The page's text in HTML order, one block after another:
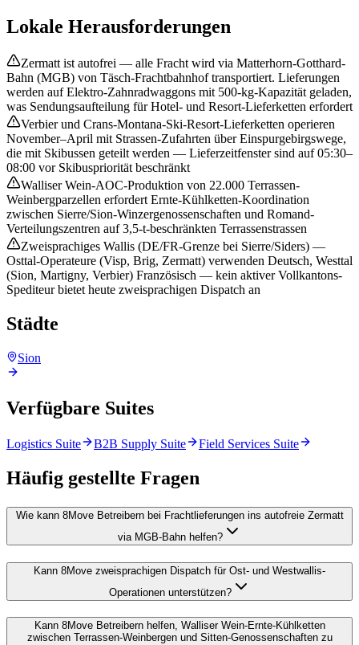
Lokale Herausforderungen
Zermatt ist autofrei — alle Fracht wird via Matterhorn-Gotthard-
Bahn (MGB) von Täsch-Frachtbahnhof transportiert. Lieferungen
werden auf Elektro-Zahnradwaggons mit 500-kg-Kapazität geladen,
was Sendungsaufteilung für Hotel- und Resort-Lieferketten erfordert
Verbier und Crans-Montana-Ski-Resort-Lieferketten operieren
November–April mit Strassen-Zufahrten über Einspurgebirgswege,
die mit Skibussen geteilt werden — Lieferzeitfenster sind auf 05:30–
08:00 vor Skibuspriorität beschränkt
Walliser Wein-AOC-Produktion von 22.000 Terrassen-
Weinbergparzellen erfordert Ernte-Kühlketten-Koordination
zwischen Sierre/Sion-Winzergenossenschaften und Romand-
Verteilungszentren auf 3,5-t-beschränkten Terrassenstrassen
Zweisprachiges Wallis (DE/FR-Grenze bei Sierre/Siders) —
Osttal-Operateure (Visp, Brig, Zermatt) verwenden Deutsch, Westtal
(Sion, Martigny, Verbier) Französisch — kein aktiver Vollkantons-
Spediteur bietet heute zweisprachigen Dispatch an
Städte
Sion
Verfügbare Suites
Logistics Suite B2B Supply Suite Field Services Suite
Häufig gestellte Fragen
Wie kann 8Move Betreibern bei Frachtlieferungen ins autofreie Zermatt
via MGB-Bahn helfen?
Kann 8Move zweisprachigen Dispatch für Ost- und Westwallis-
Operationen unterstützen?
Kann 8Move Betreibern helfen, Walliser Wein-Ernte-Kühlketten
zwischen Terrassen-Weinbergen und Sitten-Genossenschaften zu